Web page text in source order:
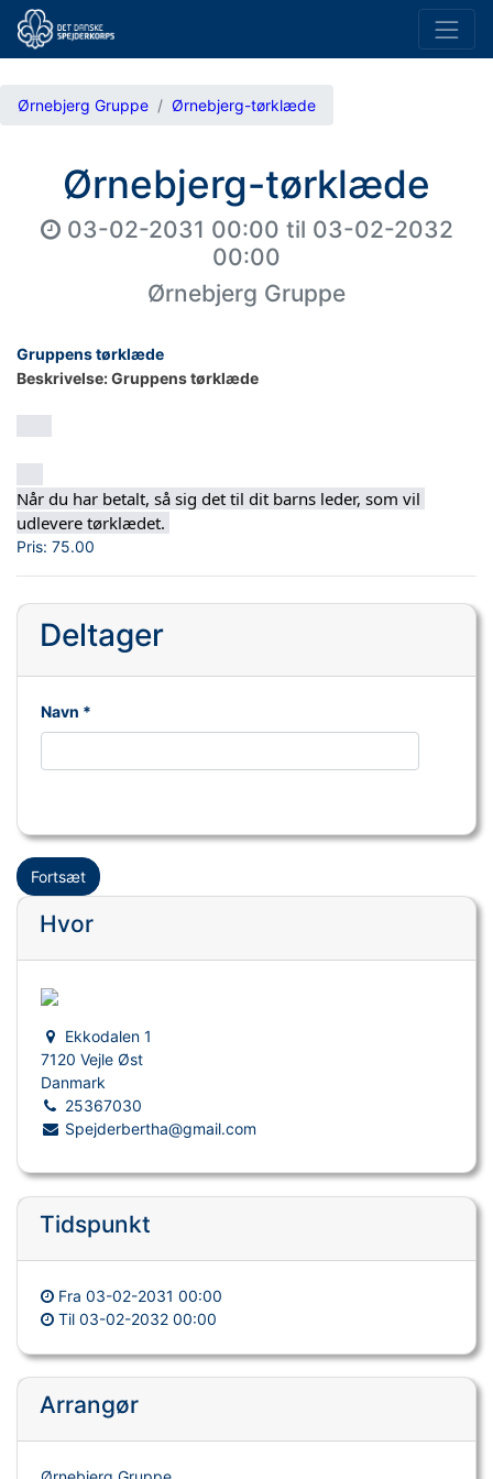
Ørnebjerg Gruppe Ørnebjerg-tørklæde
Ørnebjerg-tørklæde
03-02-2031 00:00 til 03-02-2032
00:00
Ørnebjerg Gruppe
Gruppens tørklæde
Beskrivelse: Gruppens tørklæde
Når du har betalt, så sig det til dit barns leder, som vil
udlevere tørklædet.
Pris: 75.00
Deltager
Navn *
Fortsæt
Hvor
Ekkodalen 1
7120 Vejle Øst
Danmark
25367030
Spejderbertha@gmail.com
Tidspunkt
Fra 03-02-2031 00:00
Til 03-02-2032 00:00
Arrangør